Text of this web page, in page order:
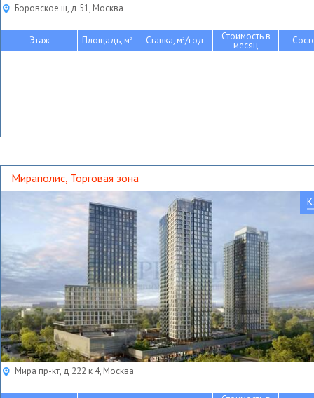
Боровское ш, д 51, Москва
Этаж Площадь, м2 Ставка, м2/год Стоимость в
месяц
Мираполис, Торговая зона
Мира пр-кт, д 222 к 4, Москва